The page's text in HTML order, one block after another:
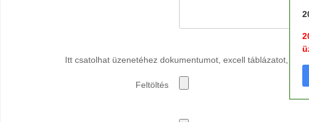
Itt csatolhat üzenetéhez dokumentumot, excell táblázatot, pdf
Feltöltés